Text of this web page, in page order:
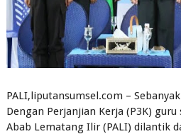
PALI,liputansumsel.com –
Dengan Perjanjian Kerja (P3K)
Abab Lematang Ilir (PALI) dilantik